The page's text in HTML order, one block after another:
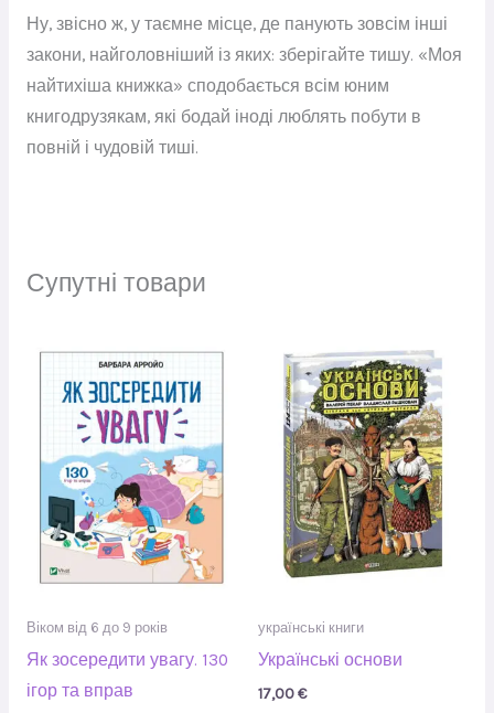
Ну, звісно ж, у таємне місце, де панують зовсім інші
закони, найголовніший із яких: зберігайте тишу. «Моя
найтихіша книжка» сподобається всім юним
книгодрузякам, які бодай іноді люблять побути в
повній і чудовій тиші.
Супутні товари
Віком від 6 до 9 років
Як зосередити увагу. 130
ігор та вправ
українські книги
Українські основи
17,00€